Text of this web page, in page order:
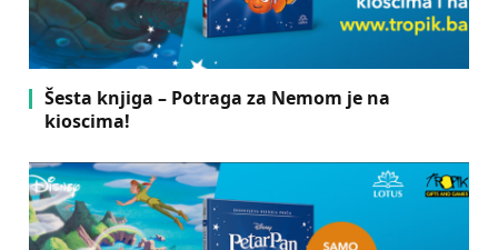
Šesta knjiga – Potraga za Nemom je na
kioscima!